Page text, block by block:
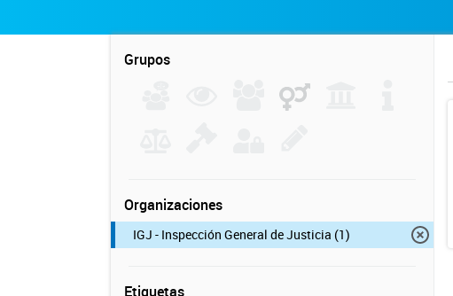
Grupos
Organizaciones
IGJ - Inspección General de Justicia (1)
Etiquetas